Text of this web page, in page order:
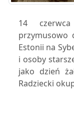
14
przymusowo
Estonii na
i osoby
jako dzień
Radziecki